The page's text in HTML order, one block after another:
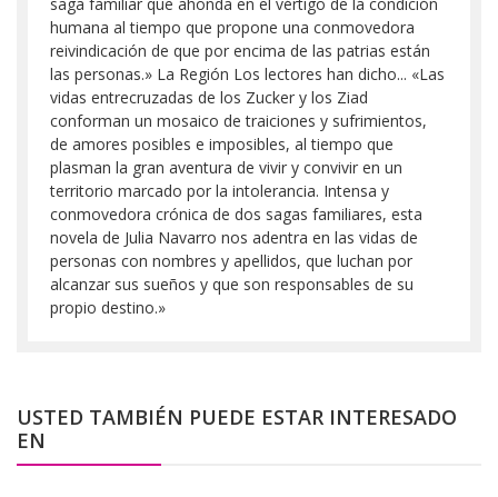
humana al tiempo que propone una conmovedora
reivindicación de que por encima de las patrias están
las personas.» La Región Los lectores han dicho... «Las
vidas entrecruzadas de los Zucker y los Ziad
conforman un mosaico de traiciones y sufrimientos,
de amores posibles e imposibles, al tiempo que
plasman la gran aventura de vivir y convivir en un
territorio marcado por la intolerancia. Intensa y
conmovedora crónica de dos sagas familiares, esta
novela de Julia Navarro nos adentra en las vidas de
personas con nombres y apellidos, que luchan por
alcanzar sus sueños y que son responsables de su
propio destino.»
USTED TAMBIÉN PUEDE ESTAR INTERESADO
EN